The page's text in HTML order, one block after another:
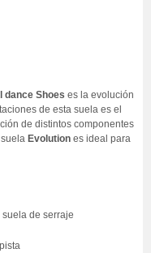
dance Shoes es la evolución
de esta suela es el
de distintos componentes
Evolution es ideal para
de serraje